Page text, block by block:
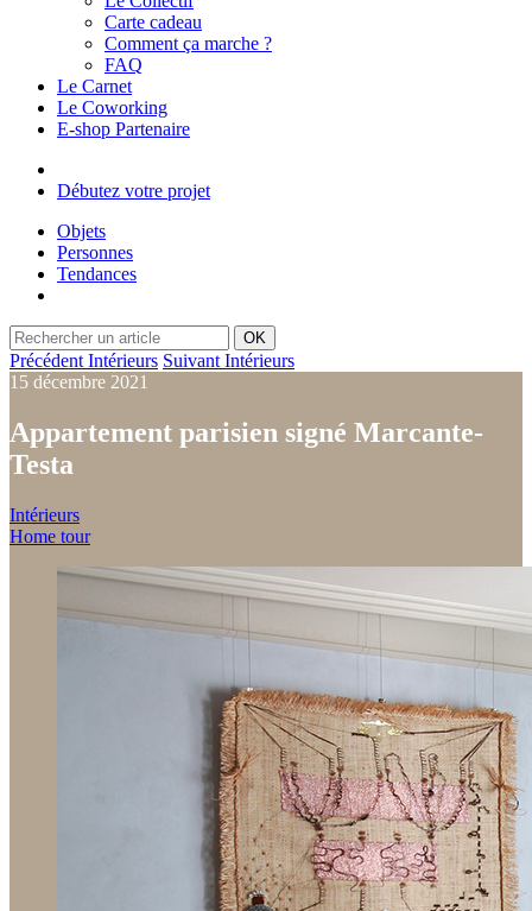
Carte cadeau
Comment ça marche ?
FAQ
Le Carnet
Le Coworking
E-shop Partenaire
Débutez votre projet
Objets
Personnes
Tendances
OK
Précédent Intérieurs Suivant Intérieurs
15 décembre 2021
Appartement parisien signé Marcante-
Testa
Intérieurs
Home tour